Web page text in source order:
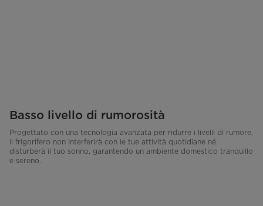
Basso livello di rumorosità
Progettato con una tecnologia avanzata per ridurre i livelli di rumore,
il frigorifero non interferirà con le tue attività quotidiane né
disturberà il tuo sonno, garantendo un ambiente domestico tranquillo
e sereno.